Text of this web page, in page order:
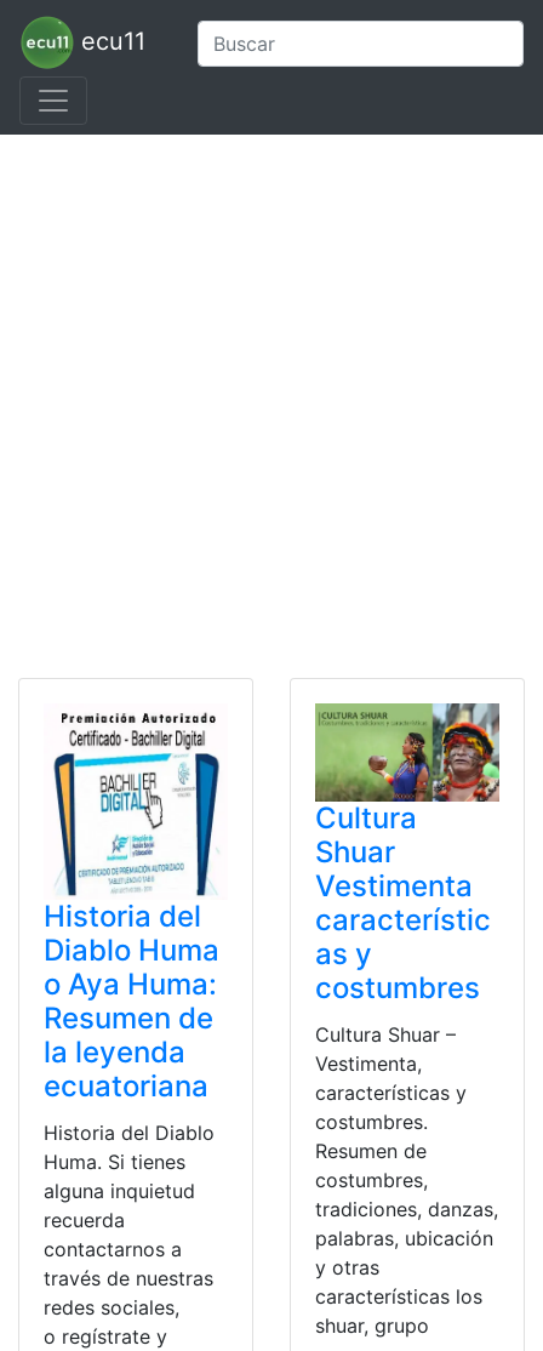
ecu11
Historia del
Diablo Huma
o Aya Huma:
Resumen de
la leyenda
ecuatoriana
Historia del Diablo
Huma. Si tienes
alguna inquietud
recuerda
contactarnos a
través de nuestras
redes sociales,
o regístrate y
Cultura
Shuar
Vestimenta
característic
as y
costumbres
Cultura Shuar –
Vestimenta,
características y
costumbres.
Resumen de
costumbres,
tradiciones, danzas,
palabras, ubicación
y otras
características los
shuar, grupo